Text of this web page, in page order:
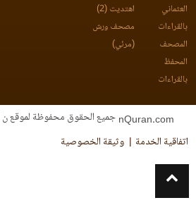
العثماني
بالقراءات
المصحف
المحفظ
بالقراءات
اهتديت (2)
مصحف ورش
(مرئي)
جميع الحقوق محفوظة لموقع ن للقرآن
اتفاقية الخدمة
وثيقة الخصوصية